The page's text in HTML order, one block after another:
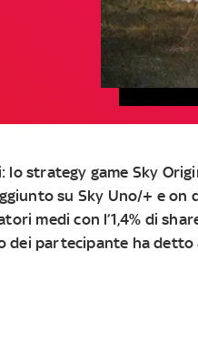
strategy game Sky
su Sky Uno/+ e on
medi con l’1,4% di
dei partecipante ha detto